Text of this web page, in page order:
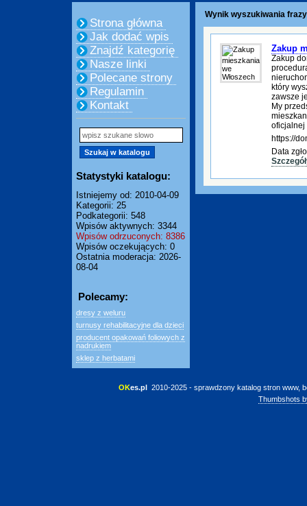
Strona główna
Jak dodać wpis
Znajdź kategorię
Nasze linki
Polecane strony
Regulamin
Kontakt
Statystyki katalogu:
Istniejemy od: 2010-04-09
Kategorii: 25
Podkategorii: 548
Wpisów aktywnych: 3344
Wpisów odrzuconych: 8386
Wpisów oczekujących: 0
Ostatnia moderacja: 2026-
08-04
Polecamy:
dresy z weluru
turnusy rehabilitacyjne dla dzieci
producent opakowań foliowych z
nadrukiem
sklep z herbatami
Wynik wyszukiwania
Zakup
Zakup
który
zawsze
My
oficjalnej
https://
Data
OKes.pl 2010-2025 - sprawdzony katalog stron www,
Thumbshots